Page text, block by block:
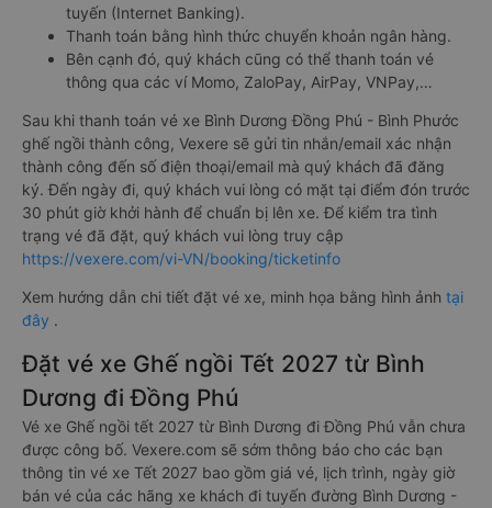
tuyến (Internet Banking).
Thanh toán bằng hình thức chuyển khoản ngân hàng.
Bên cạnh đó, quý khách cũng có thể thanh toán vé
thông qua các ví Momo, ZaloPay, AirPay, VNPay,…
Sau khi thanh toán vé xe Bình Dương Đồng Phú - Bình Phước
ghế ngồi thành công, Vexere sẽ gửi tin nhắn/email xác nhận
thành công đến số điện thoại/email mà quý khách đã đăng
ký. Đến ngày đi, quý khách vui lòng có mặt tại điểm đón trước
30 phút giờ khởi hành để chuẩn bị lên xe. Để kiểm tra tình
trạng vé đã đặt, quý khách vui lòng truy cập
https://vexere.com/vi-VN/booking/ticketinfo
Xem hướng dẫn chi tiết đặt vé xe, minh họa bằng hình ảnh tại
đây .
Đặt vé xe Ghế ngồi Tết 2027 từ Bình
Dương đi Đồng Phú
Vé xe Ghế ngồi tết 2027 từ Bình Dương đi Đồng Phú vẫn chưa
được công bố. Vexere.com sẽ sớm thông báo cho các bạn
thông tin vé xe Tết 2027 bao gồm giá vé, lịch trình, ngày giờ
bán vé của các hãng xe khách đi tuyến đường Bình Dương -